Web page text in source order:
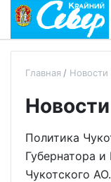
Главная Новости
Новости
Политика
Губернатора
Чукотского